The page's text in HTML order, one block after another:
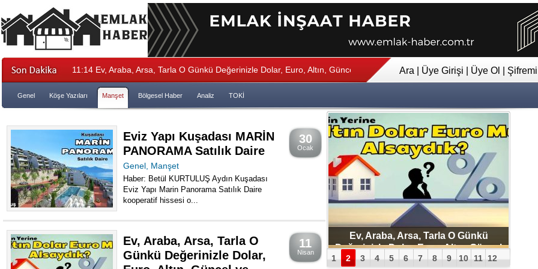
11:14 Ev, Araba, Arsa, Tarla O Günkü Değerinizle Dolar, Euro, Altın, Güncel ve
06:17 Ev Kira Gelirim Evin
Ara Üye Girişi Üye Ol
Genel Köşe Yazıları Manşet Bölgesel Haber Analiz TOKİ
30
Ocak
Eviz Yapı Kuşadası MARİN
PANORAMA Satılık Daire
Genel Manşet
Haber: Betül KURTULUŞ Aydın Kuşadası
Eviz Yapı Marin Panorama Satılık Daire
kooperatif hissesi o...
11
Nisan
Ev, Araba, Arsa, Tarla O
Günkü Değerinizle Dolar,
Eviz Yapı Kuşadası MARİN
PANORAMA Satılık Daire
Ev, Araba, Arsa, Tarla O Günkü
Değerinizle Dolar, Euro, Altın, Güncel
ve Enflasyona Göre Değer Artışını
1 2 3 4 5 6 7 8 9 10 11 12